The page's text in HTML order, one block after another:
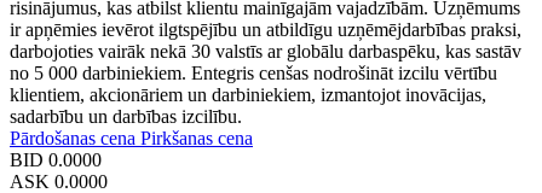
risinājumus, kas atbilst klientu mainīgajām vajadzībām. Uzņēmums
ir apņēmies ievērot ilgtspējību un atbildīgu uzņēmējdarbības praksi,
darbojoties vairāk nekā 30 valstīs ar globālu darbaspēku, kas sastāv
no 5 000 darbiniekiem. Entegris cenšas nodrošināt izcilu vērtību
klientiem, akcionāriem un darbiniekiem, izmantojot inovācijas,
sadarbību un darbības izcilību.
Pārdošanas cena Pirkšanas cena
BID 0.0000
ASK 0.0000